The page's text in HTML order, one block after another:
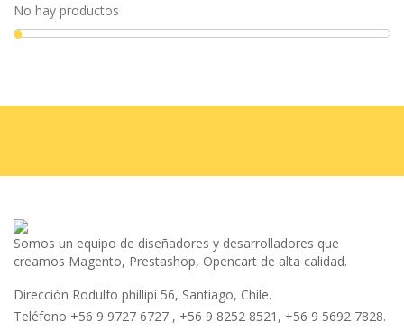
No hay productos
Somos un equipo de diseñadores y desarrolladores que
creamos Magento, Prestashop, Opencart de alta calidad.
Dirección Rodulfo phillipi 56, Santiago, Chile.
Teléfono +56 9 9727 6727 , +56 9 8252 8521, +56 9 5692 7828.